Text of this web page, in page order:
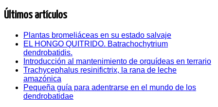
Últimos artículos
Plantas bromeliáceas en su estado salvaje
EL HONGO QUITRIDO. Batrachochytrium
dendrobatidis.
Introducción al mantenimiento de orquídeas en terrario
Trachycephalus resinifictrix, la rana de leche
amazónica
Pequeña guía para adentrarse en el mundo de los
dendrobatidae